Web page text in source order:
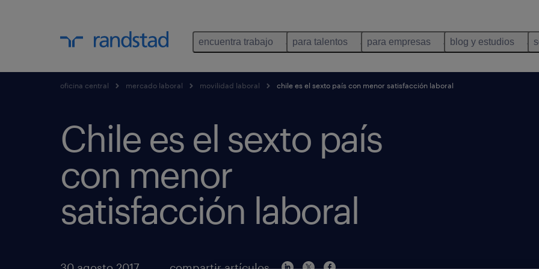
encuentra trabajo para talentos para empresas blog y estudios
oficina central mercado laboral movilidad laboral chile es el sexto país con menor satisfacción laboral
Chile es el sexto país
con menor
satisfacción laboral